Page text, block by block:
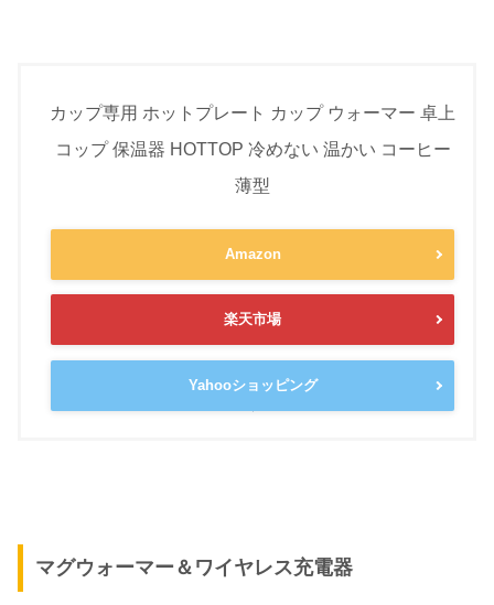
カップ専用 ホットプレート カップ ウォーマー 卓上
コップ 保温器 HOTTOP 冷めない 温かい コーヒー
薄型
Amazon
楽天市場
Yahooショッピング
マグウォーマー＆ワイヤレス充電器